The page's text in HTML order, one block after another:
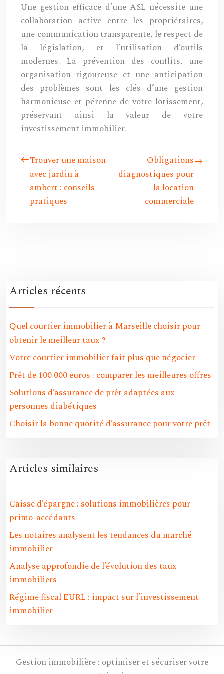
Une gestion efficace d’une ASL nécessite une
collaboration active entre les propriétaires,
une communication transparente, le respect de
la législation, et l’utilisation d’outils
modernes. La prévention des conflits, une
organisation rigoureuse et une anticipation
des problèmes sont les clés d’une gestion
harmonieuse et pérenne de votre lotissement,
préservant ainsi la valeur de votre
investissement immobilier.
Trouver une maison
avec jardin à
ambert : conseils
pratiques
Obligations
diagnostiques pour
la location
commerciale
Articles récents
Quel courtier immobilier à Marseille choisir pour
obtenir le meilleur taux ?
Votre courtier immobilier fait plus que négocier
Prêt de 100 000 euros : comparer les meilleures offres
Solutions d’assurance de prêt adaptées aux
personnes diabétiques
Choisir la bonne quotité d’assurance pour votre prêt
Articles similaires
Caisse d’épargne : solutions immobilières pour
primo-accédants
Les notaires analysent les tendances du marché
immobilier
Analyse approfondie de l’évolution des taux
immobiliers
Régime fiscal EURL : impact sur l’investissement
immobilier
Gestion immobilière : optimiser et sécuriser votre